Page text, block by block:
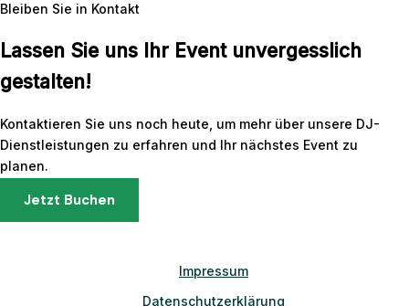
Bleiben Sie in Kontakt
Lassen Sie uns Ihr Event unvergesslich
gestalten!
Kontaktieren Sie uns noch heute, um mehr über unsere DJ-
Dienstleistungen zu erfahren und Ihr nächstes Event zu
planen.
Jetzt Buchen
Impressum
Datenschutzerklärung